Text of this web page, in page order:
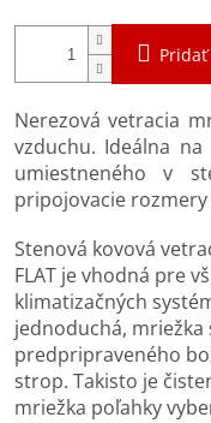
Pridať
Nerezová vetracia
vzduchu. Ideálna
umiestneného v
pripojovacie rozmery
Stenová kovová
FLAT je vhodná pre
klimatizačných
jednoduchá, mriežka
predpripraveného
strop. Takisto je
mriežka poľahky